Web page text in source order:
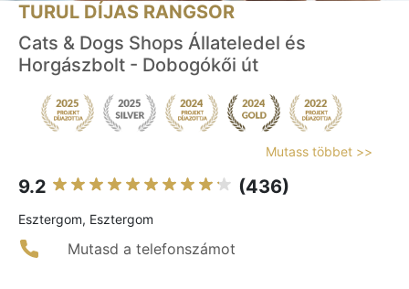
TURUL DÍJAS RANGSOR
Cats & Dogs Shops Állateledel és
Horgászbolt - Dobogókői út
Mutass többet >>
9.2 (436)
Esztergom, Esztergom
Mutasd a telefonszámot